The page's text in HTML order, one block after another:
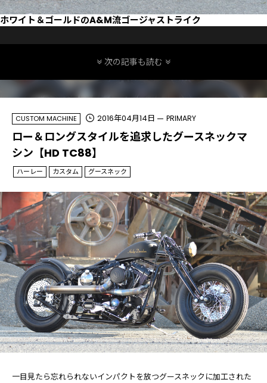
ホワイト＆ゴールドのA&M流ゴージャストライク
次の記事も読む
CUSTOM MACHINE 2016年04月14日 PRIMARY
ロー＆ロングスタイルを追求したグースネックマ
シン【HD TC88】
ハーレー カスタム グースネック
一目見たら忘れられないインパクトを放つグースネックに加工された